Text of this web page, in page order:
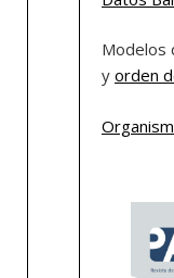
Modelos
y orden